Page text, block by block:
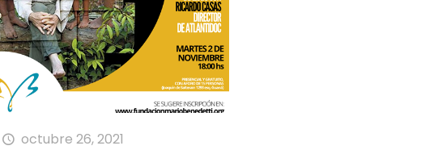
octubre 26, 2021